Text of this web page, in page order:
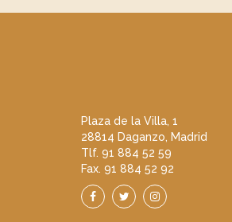
Plaza de la Villa, 1
28814 Daganzo, Madrid
Tlf. 91 884 52 59
Fax. 91 884 52 92